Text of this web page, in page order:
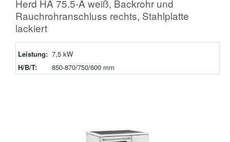
Herd HA 75.5-A weiß, Backrohr und
Rauchrohranschluss rechts, Stahlplatte
lackiert
Leistung: 7,5 kW
H/B/T:
850-870/750/600 mm